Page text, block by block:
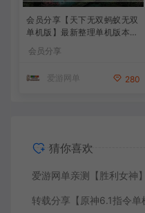
会员分享【天下无双蚂蚁无双
单机版】最新整理单机版本
带GM命令后台 武侠怀旧网游
免虚拟机一键端 配套视频教
会员分享
爱游网单 280
猜你喜欢